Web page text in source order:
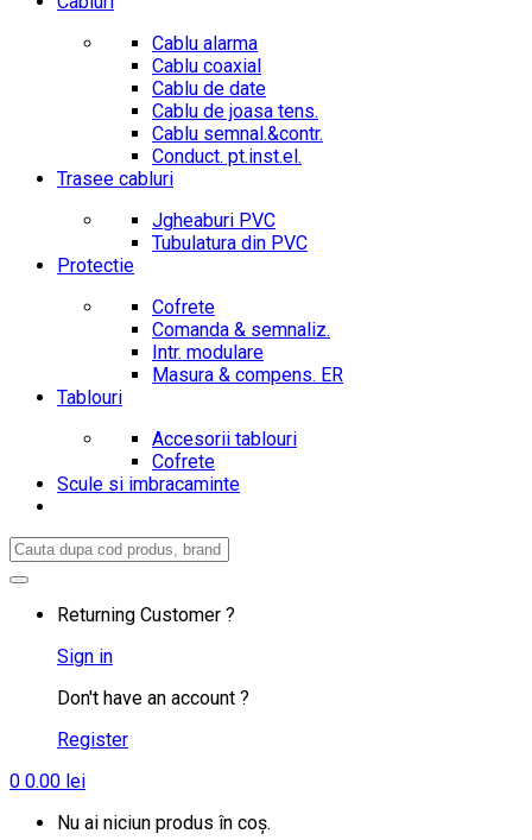
Cablu alarma
Cablu coaxial
Cablu de date
Cablu de joasa tens.
Cablu semnal.&contr.
Conduct. pt.inst.el.
Trasee cabluri
Jgheaburi PVC
Tubulatura din PVC
Protectie
Cofrete
Comanda & semnaliz.
Intr. modulare
Masura & compens. ER
Tablouri
Accesorii tablouri
Cofrete
Scule si imbracaminte
Search
Returning Customer ?
Sign in
Don't have an account ?
Register
0 0.00 lei
Nu ai niciun produs în coș.